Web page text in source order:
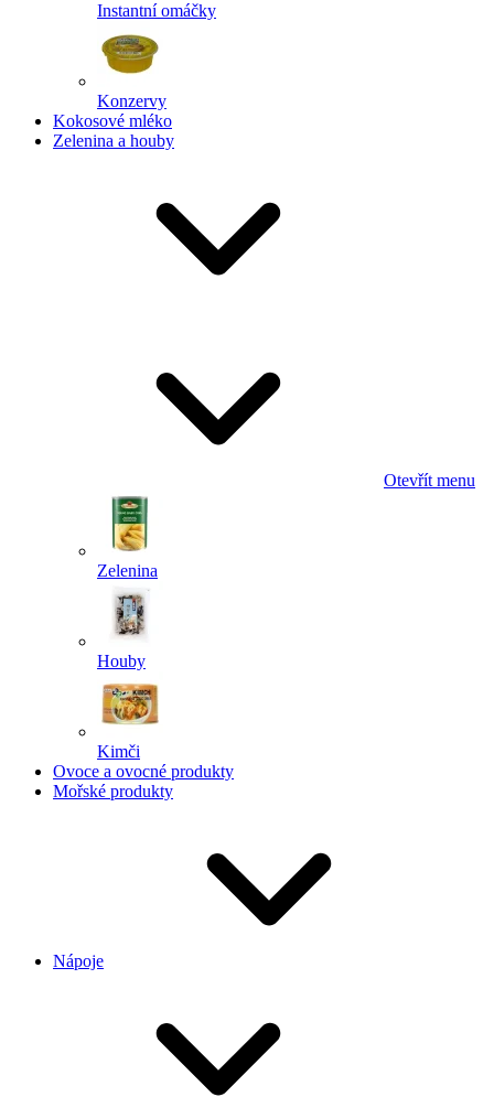
Instantní omáčky
Konzervy
Kokosové mléko
Zelenina a houby
Otevřít menu
Zelenina
Houby
Kimči
Ovoce a ovocné produkty
Mořské produkty
Nápoje